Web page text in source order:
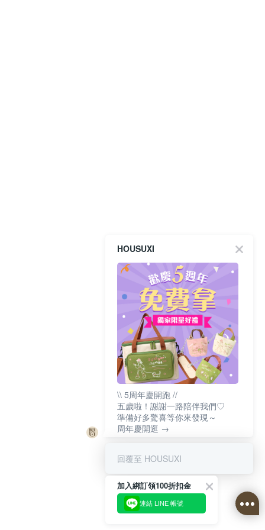
HOUSUXI
\\ 5周年慶開跑 //
五歲啦！謝謝一路陪伴我們♡
準備好多驚喜等你來發現～
周年慶開逛 →
回覆至 HOUSUXI
加入綁訂領100折扣金
連結 LINE 帳號